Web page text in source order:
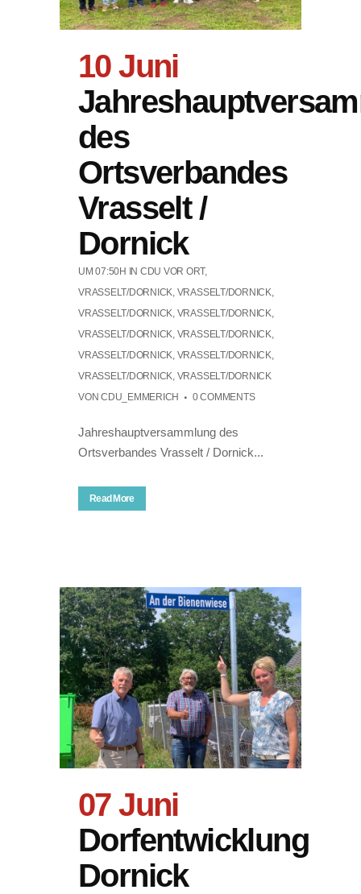
10 Juni
des
Ortsverbandes
Vrasselt /
Dornick
UM 07:50H IN CDU VOR ORT,
VRASSELT/DORNICK, VRASSELT/DORNICK,
VRASSELT/DORNICK, VRASSELT/DORNICK,
VRASSELT/DORNICK, VRASSELT/DORNICK,
VRASSELT/DORNICK, VRASSELT/DORNICK,
VRASSELT/DORNICK, VRASSELT/DORNICK
VONCDU_EMMERICH 0 COMMENTS
Jahreshauptversammlung des
Ortsverbandes Vrasselt / Dornick...
Read More
07 Juni
Dorfentwicklung
Dornick